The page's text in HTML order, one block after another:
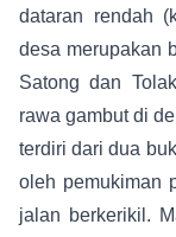
dataran rendah
desa merupakan
Satong dan
rawa gambut di
terdiri dari dua
oleh pemukiman
jalan berkerikil.